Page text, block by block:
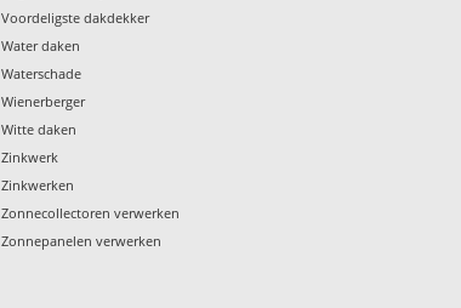
Voordeligste dakdekker
Water daken
Waterschade
Wienerberger
Witte daken
Zinkwerk
Zinkwerken
Zonnecollectoren verwerken
Zonnepanelen verwerken